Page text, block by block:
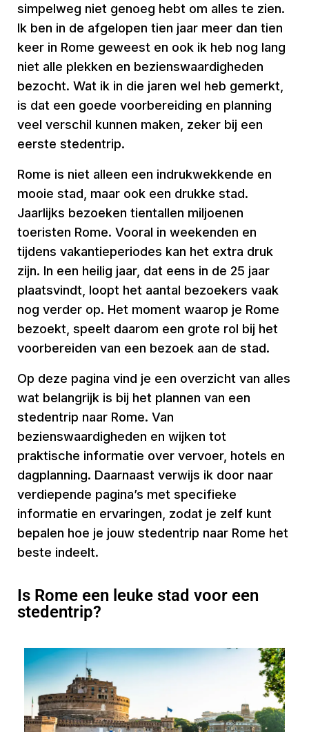
simpelweg niet genoeg hebt om alles te zien.
Ik ben in de afgelopen tien jaar meer dan tien
keer in Rome geweest en ook ik heb nog lang
niet alle plekken en bezienswaardigheden
bezocht. Wat ik in die jaren wel heb gemerkt,
is dat een goede voorbereiding en planning
veel verschil kunnen maken, zeker bij een
eerste stedentrip.
Rome is niet alleen een indrukwekkende en
mooie stad, maar ook een drukke stad.
Jaarlijks bezoeken tientallen miljoenen
toeristen Rome. Vooral in weekenden en
tijdens vakantieperiodes kan het extra druk
zijn. In een heilig jaar, dat eens in de 25 jaar
plaatsvindt, loopt het aantal bezoekers vaak
nog verder op. Het moment waarop je Rome
bezoekt, speelt daarom een grote rol bij het
voorbereiden van een bezoek aan de stad.
Op deze pagina vind je een overzicht van alles
wat belangrijk is bij het plannen van een
stedentrip naar Rome. Van
bezienswaardigheden en wijken tot
praktische informatie over vervoer, hotels en
dagplanning. Daarnaast verwijs ik door naar
verdiepende pagina’s met specifieke
informatie en ervaringen, zodat je zelf kunt
bepalen hoe je jouw stedentrip naar Rome het
beste indeelt.
Is Rome een leuke stad voor een
stedentrip?